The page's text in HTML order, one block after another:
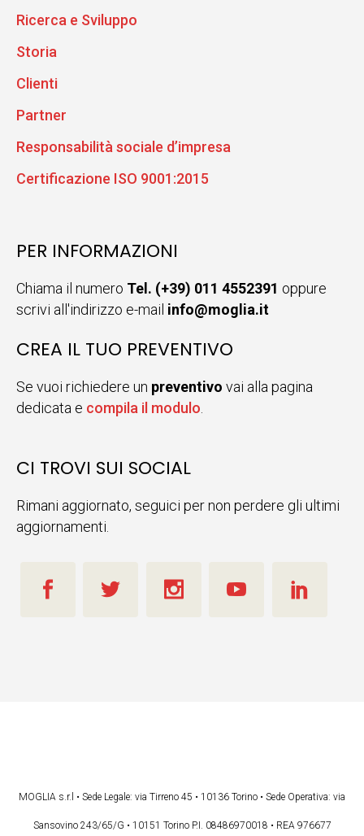
Ricerca e Sviluppo
Storia
Clienti
Partner
Responsabilità sociale d’impresa
Certificazione ISO 9001:2015
PER INFORMAZIONI
Chiama il numero Tel. (+39) 011 4552391 oppure
scrivi all'indirizzo e-mail info@moglia.it
CREA IL TUO PREVENTIVO
Se vuoi richiedere un preventivo vai alla pagina
dedicata e compila il modulo
CI TROVI SUI SOCIAL
Rimani aggiornato, seguici per non perdere gli ultimi
aggiornamenti.
MOGLIA s.r.l • Sede Legale: via Tirreno 45 • 10136 Torino • Sede Operativa: via
Sansovino 243/65/G • 10151 Torino P.I. 08486970018 • REA 976677